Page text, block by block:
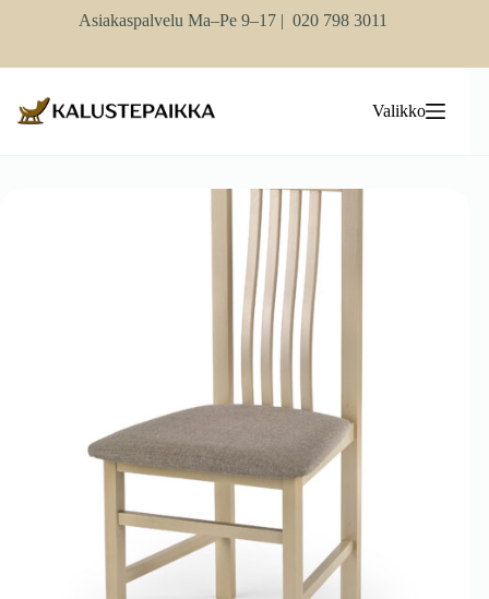
Asiakaspalvelu Ma–Pe 9–17 | 020 798 3011
Valikko